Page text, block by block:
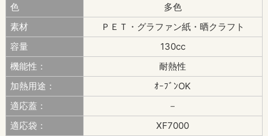
色
多色
素材
ＰＥＴ・グラファン紙・晒クラフト
容量
130cc
機能性：
耐熱性
加熱用途：
ｵｰﾌﾞﾝOK
適応蓋：
－
適応袋：
XF7000